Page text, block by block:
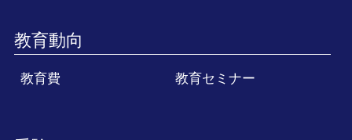
教育動向
教育費 教育セミナー